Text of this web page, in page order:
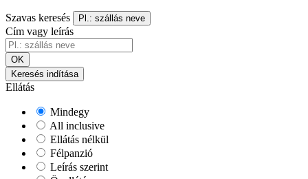
Szavas keresés Pl.: szállás neve
Cím vagy leírás
OK
Keresés indítása
Ellátás
Mindegy
All inclusive
Ellátás nélkül
Félpanzió
Leírás szerint